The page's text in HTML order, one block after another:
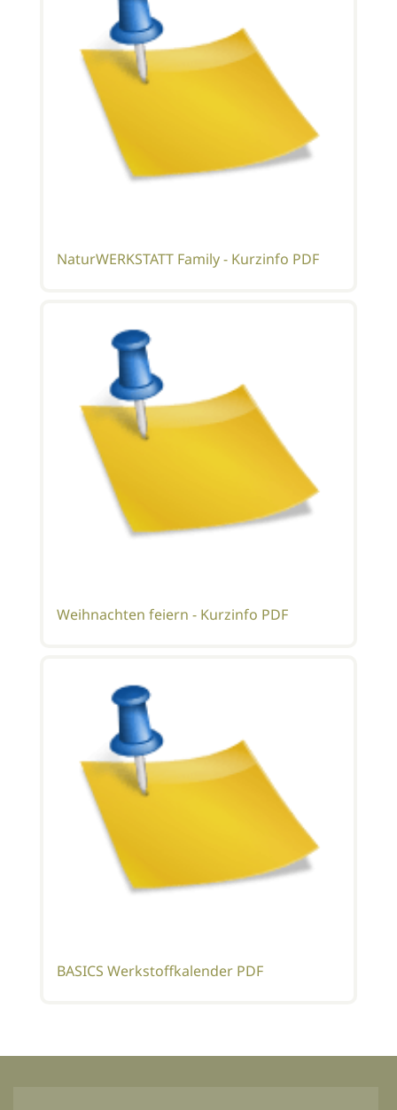
NaturWERKSTATT Family - Kurzinfo PDF
Weihnachten feiern - Kurzinfo PDF
BASICS Werkstoffkalender PDF